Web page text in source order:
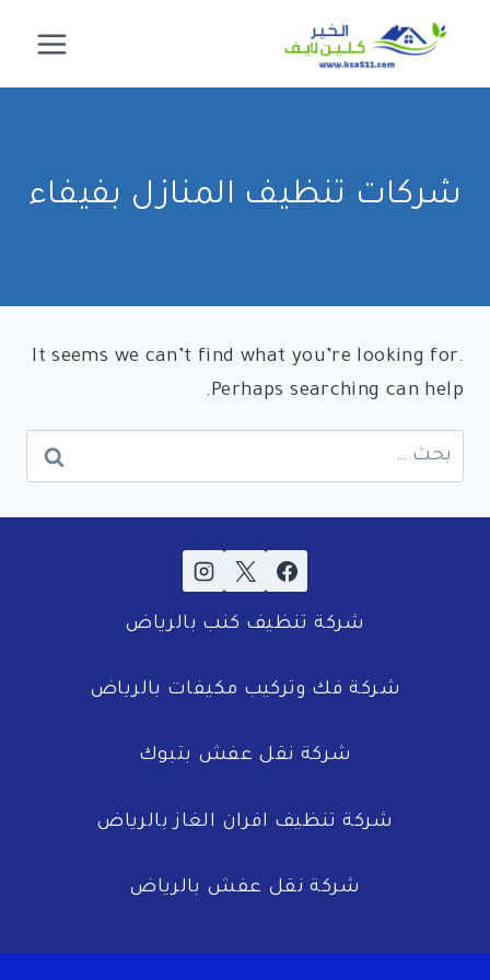
المحتوى
شركات تنظيف المنازل بفيفاء
It seems we can’t find what you’re looking for.
Perhaps searching can help.
البحث
عن:
شركة تنظيف كنب بالرياض
شركة فك وتركيب مكيفات بالرياض
شركة نقل عفش بتبوك
شركة تنظيف افران الغاز بالرياض
شركة نقل عفش بالرياض